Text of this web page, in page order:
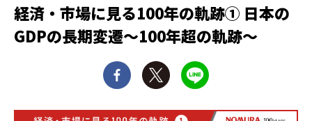
経済・市場に見る100年の軌跡① 日本の
GDPの長期変遷～100年超の軌跡～